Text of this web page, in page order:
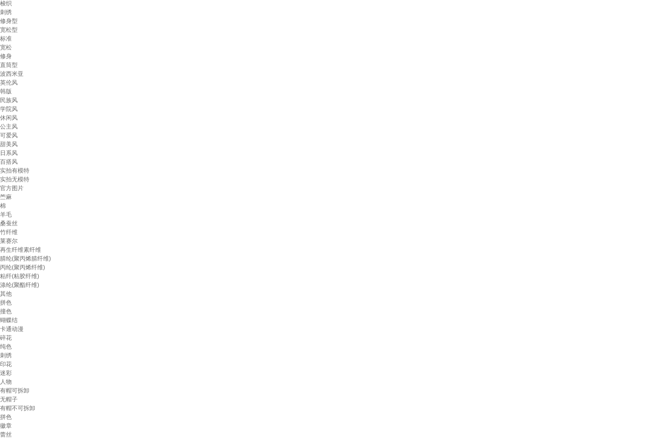
梭织
刺绣
修身型
宽松型
标准
宽松
修身
直筒型
波西米亚
英伦风
韩版
民族风
学院风
休闲风
公主风
可爱风
甜美风
日系风
百搭风
实拍有模特
实拍无模特
官方图片
苎麻
棉
羊毛
桑蚕丝
竹纤维
莱赛尔
再生纤维素纤维
腈纶(聚丙烯腈纤维)
丙纶(聚丙烯纤维)
粘纤(粘胶纤维)
涤纶(聚酯纤维)
其他
拼色
撞色
蝴蝶结
卡通动漫
碎花
纯色
刺绣
印花
迷彩
人物
有帽可拆卸
无帽子
有帽不可拆卸
拼色
徽章
蕾丝